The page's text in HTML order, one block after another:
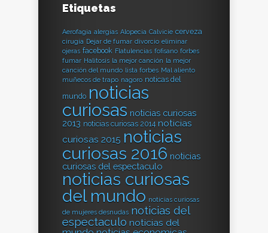
Etiquetas
Aerofagia alergias Alopecia Calvicie cerveza
cirugía Dejar de fumar divorcio eliminar
ojeras facebook Flatulencias fofisano forbes
fumar Halitosis la mejor canción la mejor
canción del mundo lista forbes Mal aliento
muñecos de trapo nagoro noticas del
mundo noticias
curiosas noticias curiosas
2013 noticias curiosas 2014 noticias
curiosas 2015 noticias
curiosas 2016 noticias
curiosas del espectaculo
noticias curiosas
del mundo noticias curiosas
de mujeres desnudas noticias del
espectaculo noticias del